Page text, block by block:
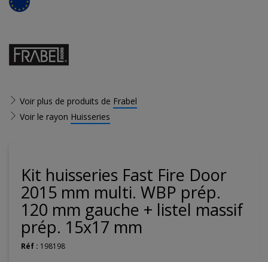
Voir plus de produits de Frabel
Voir le rayon Huisseries
Kit huisseries Fast Fire Door
2015 mm multi. WBP prép.
120 mm gauche + listel massif
prép. 15x17 mm
Réf : 198198